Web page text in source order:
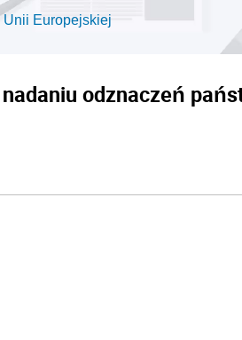
Unii Europejskiej
odznaczeń